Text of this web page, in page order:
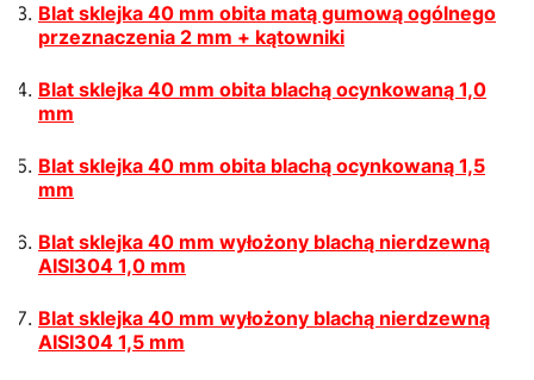
Blat sklejka 40 mm obita matą gumową ogólnego
przeznaczenia 2 mm + kątowniki
Blat sklejka 40 mm obita blachą ocynkowaną 1,0
mm
Blat sklejka 40 mm obita blachą ocynkowaną 1,5
mm
Blat sklejka 40 mm wyłożony blachą nierdzewną
AISI304 1,0 mm
Blat sklejka 40 mm wyłożony blachą nierdzewną
AISI304 1,5 mm